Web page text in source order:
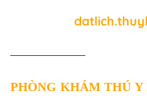
——————
PHÒNG KHÁM THÚ Y